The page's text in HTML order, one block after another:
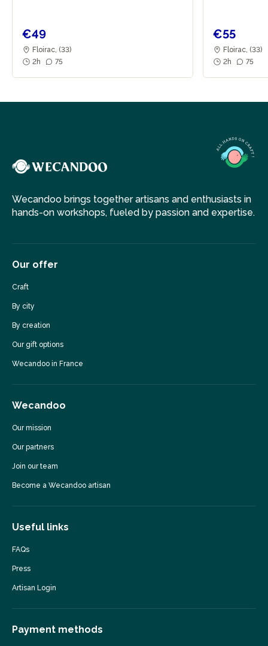
€49
Floirac, (33)
2h
75
€55
Floirac, (33)
2h
75
Wecandoo brings together artisans and enthusiasts in
hands-on workshops, fueled by passion and expertise.
Our offer
Craft
By city
By creation
Our gift options
Wecandoo in France
Wecandoo
Our mission
Our partners
Join our team
Become a Wecandoo artisan
Useful links
FAQs
Press
Artisan Login
Payment methods